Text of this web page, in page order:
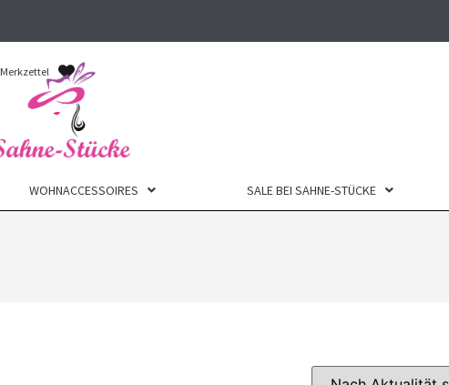
Merkzettel
WOHNACCESSOIRES SALE BEI SAHNE-STÜCKE